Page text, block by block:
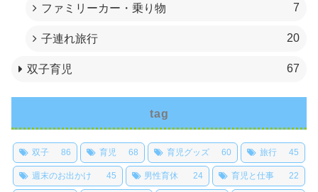
ファミリーカー・乗り物 7
子連れ旅行 20
双子育児 67
tag
双子 86 育児 68 育児グッズ 60 旅行 45
週末のお出かけ 45 男性育休 24 育児と仕事 22